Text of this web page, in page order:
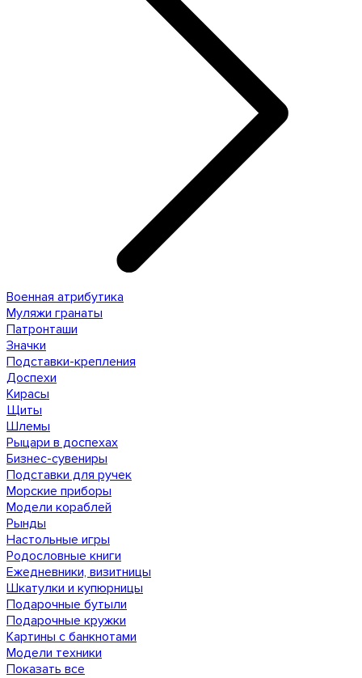
Военная атрибутика
Муляжи гранаты
Патронташи
Значки
Подставки-крепления
Доспехи
Кирасы
Щиты
Шлемы
Рыцари в доспехах
Бизнес-сувениры
Подставки для ручек
Морские приборы
Модели кораблей
Рынды
Настольные игры
Родословные книги
Ежедневники, визитницы
Шкатулки и купюрницы
Подарочные бутыли
Подарочные кружки
Картины с банкнотами
Модели техники
Показать все